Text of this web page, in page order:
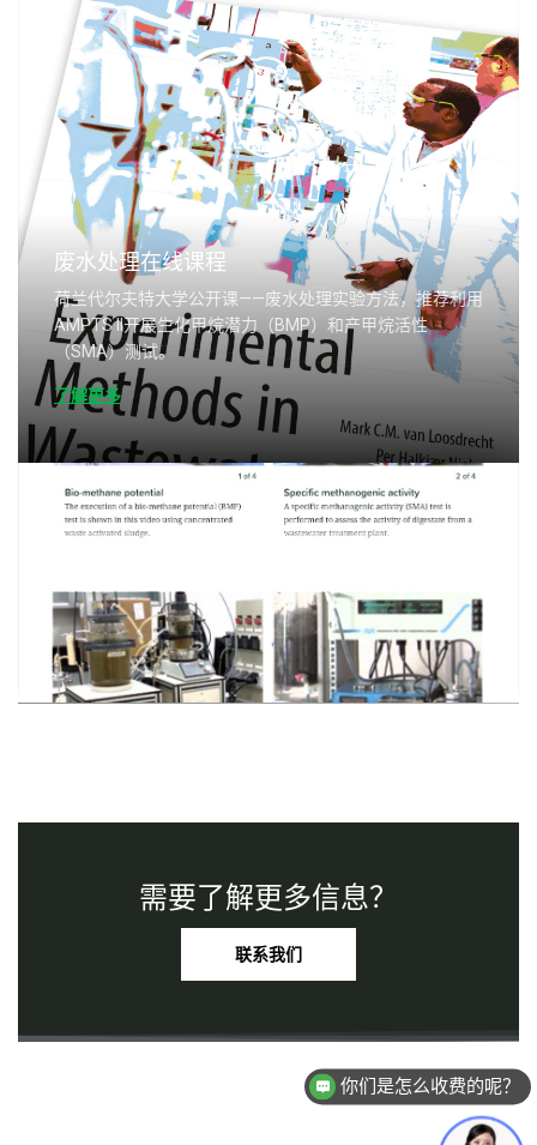
废水处理在线课程
荷兰代尔夫特大学公开课——废水处理实验方法，推荐利用
AMPTS II开展生化甲烷潜力（BMP）和产甲烷活性
（SMA）测试。
了解更多
AMPTS ®II 被用作推荐的实验平台，用于展示生物甲烷潜
力（BMP）和特定产甲烷活性（SMA）分析的执行过程。
需要了解更多信息？
联系我们
你们是怎么收费的呢？